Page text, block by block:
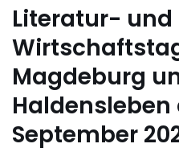
Literatur- und
Magdeburg
Haldensleben
September